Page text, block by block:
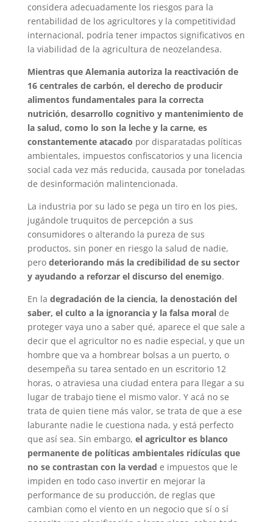
considera adecuadamente los riesgos para la
rentabilidad de los agricultores y la competitividad
internacional, podría tener impactos significativos en
la viabilidad de la agricultura de neozelandesa.
Mientras que Alemania autoriza la reactivación de
16 centrales de carbón, el derecho de producir
alimentos fundamentales para la correcta
nutrición, desarrollo cognitivo y mantenimiento de
la salud, como lo son la leche y la carne, es
constantemente atacado por disparatadas políticas
ambientales, impuestos confiscatorios y una licencia
social cada vez más reducida, causada por toneladas
de desinformación malintencionada.
La industria por su lado se pega un tiro en los pies,
jugándole truquitos de percepción a sus
consumidores o alterando la pureza de sus
productos, sin poner en riesgo la salud de nadie,
pero deteriorando más la credibilidad de su sector
y ayudando a reforzar el discurso del enemigo.
En la degradación de la ciencia, la denostación del
saber, el culto a la ignorancia y la falsa moralde
proteger vaya uno a saber qué, aparece el que sale a
decir que el agricultor no es nadie especial, y que un
hombre que va a hombrear bolsas a un puerto, o
desempeña su tarea sentado en un escritorio 12
horas, o atraviesa una ciudad entera para llegar a su
lugar de trabajo tiene el mismo valor. Y acá no se
trata de quien tiene más valor, se trata de que a ese
laburante nadie le cuestiona nada, y está perfecto
que así sea. Sin embargo, el agricultor es blanco
permanente de políticas ambientales ridículas que
no se contrastan con la verdad e impuestos que le
impiden en todo caso invertir en mejorar la
performance de su producción, de reglas que
cambian como el viento en un negocio que sí o sí